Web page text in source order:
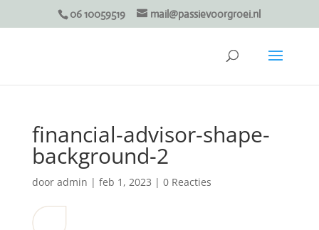
06 10059519 mail@passievoorgroei.nl
financial-advisor-shape-
background-2
door admin | feb 1, 2023 | 0 Reacties